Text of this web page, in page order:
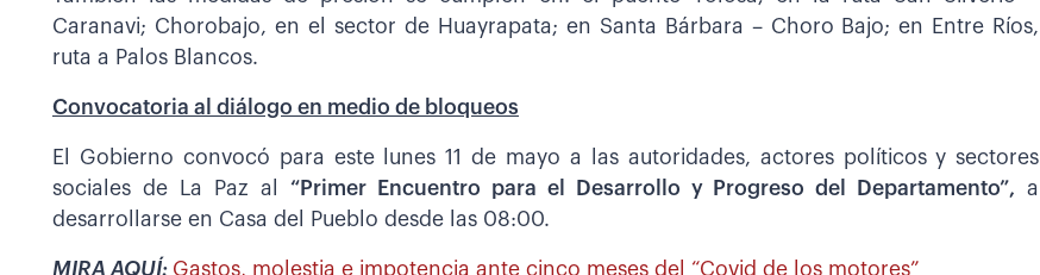
Caranavi; Chorobajo, en el sector de Huayrapata; en Santa Bárbara – Choro Bajo; en Entre Ríos,
ruta a Palos Blancos.
Convocatoria al diálogo en medio de bloqueos
El Gobierno convocó para este lunes 11 de mayo a las autoridades, actores políticos y sectores
sociales de La Paz al “Primer Encuentro para el Desarrollo y Progreso del Departamento”, a
desarrollarse en Casa del Pueblo desde las 08:00.
MIRA AQUÍ: Gastos, molestia e impotencia ante cinco meses del “Covid de los motores”